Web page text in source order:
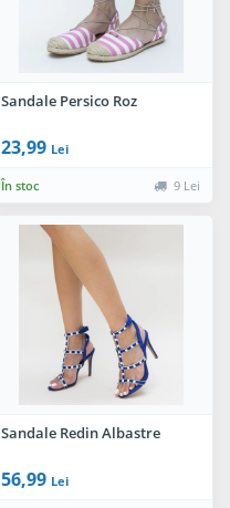
Sandale Persico Roz
23,99 Lei
În stoc 9 Lei
Sandale Redin Albastre
56,99 Lei